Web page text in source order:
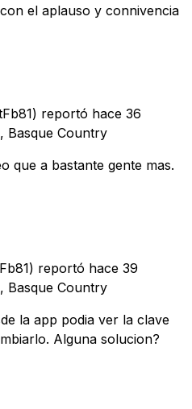
el aplauso y connivencia
reportó hace 36
Basque Country
que a bastante gente mas.
reportó hace 39
Basque Country
la app podia ver la clave
Alguna solucion?